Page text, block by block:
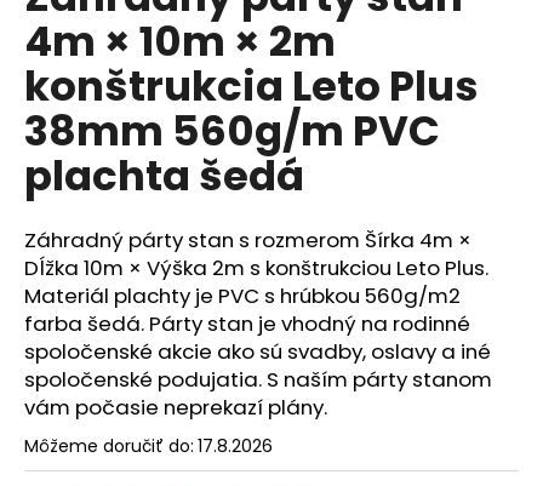
0,0
z
5
hviezdičiek.
4m × 10m × 2m
konštrukcia Leto Plus
38mm 560g/m PVC
plachta šedá
Záhradný párty stan s rozmerom Šírka 4m ×
Dĺžka 10m × Výška 2m s konštrukciou Leto Plus.
Materiál plachty je PVC s hrúbkou 560g/m2
farba šedá. Párty stan je vhodný na rodinné
spoločenské akcie ako sú svadby, oslavy a iné
spoločenské podujatia. S naším párty stanom
vám počasie neprekazí plány.
Môžeme doručiť do: 17.8.2026
á
j
s
ť
?
HĽADAŤ
O
d
p
o